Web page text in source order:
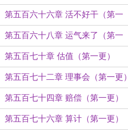
第五百六十六章 活不好干（第一
更）
第五百六十八章 运气来了（第一
更）
第五百七十章 估值（第一更）
第五百七十二章 理事会（第一更）
第五百七十四章 赔偿（第一更）
第五百七十六章 算计（第一更）